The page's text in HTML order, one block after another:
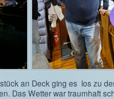
an Deck ging es los zu
Das Wetter war traumhaft